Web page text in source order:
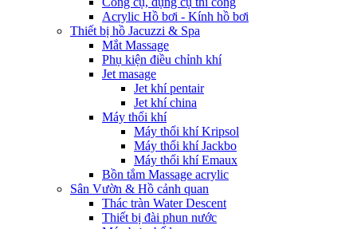
Acrylic Hồ bơi - Kính hồ bơi
Thiết bị hồ Jacuzzi & Spa
Mắt Massage
Phụ kiện điều chỉnh khí
Jet masage
Jet khí pentair
Jet khí china
Máy thổi khí
Máy thổi khí Kripsol
Máy thổi khí Jackbo
Máy thổi khí Emaux
Bồn tắm Massage acrylic
Sân Vườn & Hồ cảnh quan
Thác tràn Water Descent
Thiết bị đài phun nước